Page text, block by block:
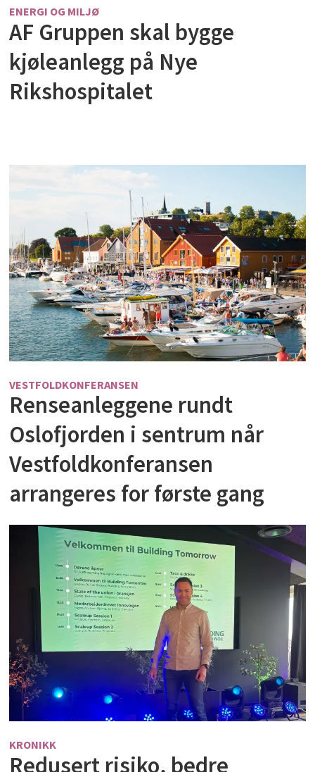
ENERGI OG MILJØ
AF Gruppen skal bygge
kjøleanlegg på Nye
Rikshospitalet
VESTFOLDKONFERANSEN
Renseanleggene rundt
Oslofjorden i sentrum når
Vestfoldkonferansen
arrangeres for første gang
KRONIKK
Redusert risiko, bedre